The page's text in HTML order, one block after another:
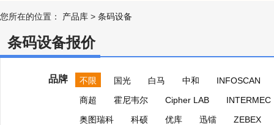
您所在的位置： 产品库 > 条码设备
条码设备报价
品牌 不限 国光 白马 中和
INFOSCAN
商超
霍尼韦尔 Cipher LAB
INTERMEC
奥图瑞科
科硕 优库 迅镭 ZEBEX